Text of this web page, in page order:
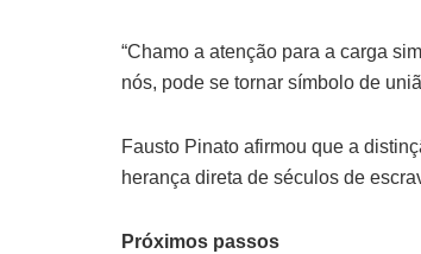
“Chamo a atenção para a carga
nós, pode se tornar símbolo de
Fausto Pinato afirmou que a
herança direta de séculos de
Próximos passos